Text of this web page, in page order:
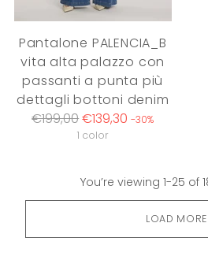
Pantalone PALENCIA_B
vita alta palazzo con
passanti a punta più
dettagli bottoni denim
Regular
€199,00€139,30 -30%
1 color
You’re viewing 1-25 of
LOAD MORE